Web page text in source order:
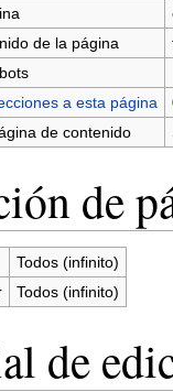
de la página
a esta página
de contenido
de
Todos (infinito)
Todos (infinito)
de